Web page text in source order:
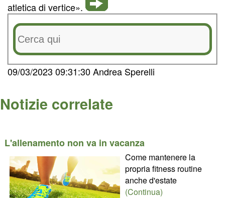
atletica di vertice».
09/03/2023 09:31:30 Andrea Sperelli
Notizie correlate
L'allenamento non va in vacanza
Come mantenere la
propria fitness routine
anche d'estate
(Continua)